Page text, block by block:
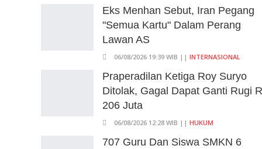
Pedagang Online Baru
Diterapkan 1 November 2026
06/08/2026 14:23 WIB ||
Praperadilan Ketiga Roy
Suryo Ditolak, Gagal Dapat
Ganti Rugi Rp 206 Juta
06/08/2026 12:28 WIB ||
Eks Menhan Sebut, Iran Pegang
"Semua Kartu" Dalam Perang
Lawan AS
06/08/2026 19:39 WIB || INTERNASIONAL
Praperadilan Ketiga Roy Suryo
Ditolak, Gagal Dapat Ganti Rugi
206 Juta
06/08/2026 12:28 WIB || HUKUM
707 Guru Dan Siswa SMKN 6